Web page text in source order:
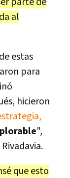
al
estas
para
hicieron
",
que esto